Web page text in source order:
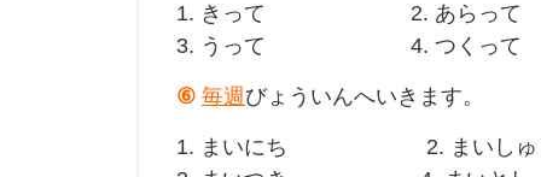
1. きって 2. あらって
3. うって 4. つくって
⑥ 毎週びょういんへいきます。
1. まいにち 2. まいしゅ